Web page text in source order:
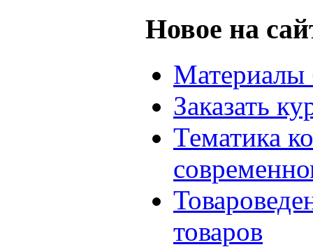
Новое на
Материалы
Заказать
Тематика
товаров